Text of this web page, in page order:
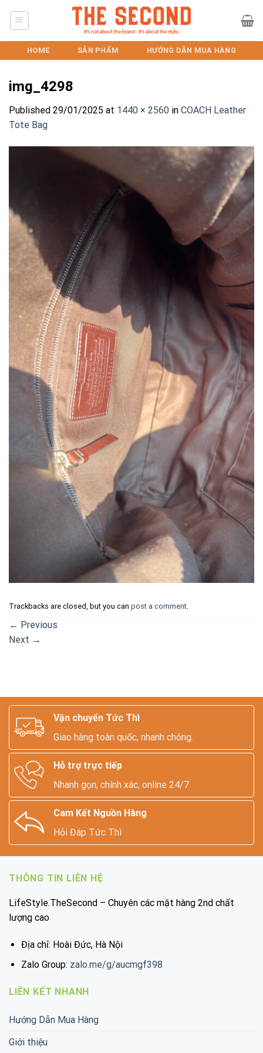
HOME SẢN PHẨM HƯỚNG DẪN MUA HÀNG
img_4298
Published 29/01/2025 at 1440 × 2560 in COACH Leather
Tote Bag
Trackbacks are closed, but you can post a comment.
← Previous
Next →
Vận chuyển Tức Thì
Giao hàng toàn quốc, nhanh chóng.
Hỗ trợ trực tiếp
Nhanh gọn, chính xác, online 24/7
Cam Kết Nguồn Hàng
Hỏi Đáp Tức Thì
THÔNG TIN LIÊN HỆ
LifeStyle.TheSecond – Chuyên các mặt hàng 2nd chất
lượng cao
Địa chỉ: Hoài Đức, Hà Nội
Zalo Group: zalo.me/g/aucmgf398
LIÊN KẾT NHANH
Hướng Dẫn Mua Hàng
Giới thiệu